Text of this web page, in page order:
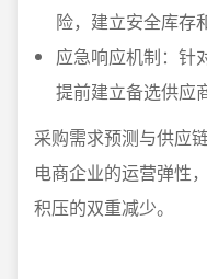
险，建立安全库存
应急响应机制：针
提前建立备选供应
采购需求预测与供应
电商企业的运营弹性
积压的双重减少。